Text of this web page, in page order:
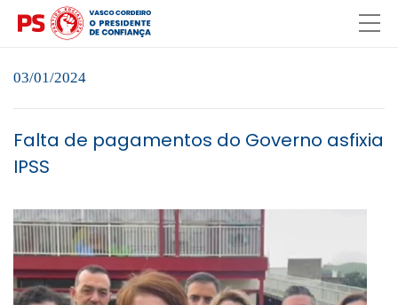
03/01/2024
Falta de pagamentos do Governo asfixia
IPSS